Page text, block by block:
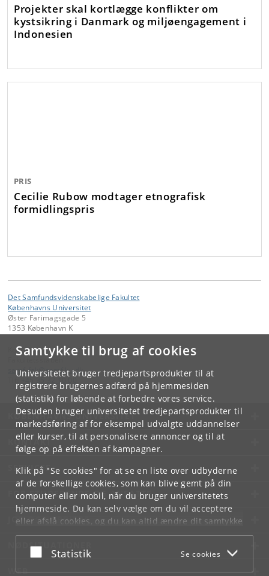
Samtykke til brug af cookies
Universitetet bruger tredjepartsprodukter til at
registrere brugernes adfærd på hjemmesiden
(statistik) for løbende at forbedre vores service.
Desuden bruger universitetet tredjepartsprodukter til
markedsføring af for eksempel udvalgte uddannelser
eller kurser, til at personalisere annoncer og til at
følge op på effekten af kampagner.
Klik på "Se cookies" for at se en liste over udbyderne
af de forskellige cookies, som kan blive gemt på din
computer eller mobil, når du bruger universitetets
hjemmeside. Du kan selv vælge om du vil acceptere
eller afslå cookies, og du kan altid ændre dit samtykke
underCookie- og privatlivspolitiksom du finder i
bunden af hver side.
Acceptér eller afslå
Statistik Se cookies
Projekter skal kortlægge konflikter om
kystsikring i Danmark og miljøengagement i
Indonesien
PRIS
Cecilie Rubow modtager etnografisk
formidlingspris
Det Samfundsvidenskabelige Fakultet
Københavns Universitet
Øster Farimagsgade 5
1353 København K
Kontakt:
Fakultetsstaben
samf-fak @samf.ku.dk
KØBENHAVNS UNIVERSITET
KONTAKT
SERVICES
FOR STUDERENDE OG ANSATTE
JOB OG KARRIERE
NØDSITUATIONER
WEB